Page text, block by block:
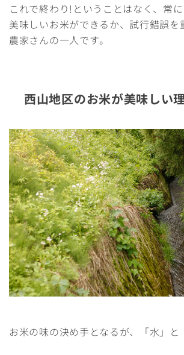
これで終わり!ということはなく、常
美味しいお米ができるか、試行錯誤を
農家さんの一人です。
西山地区のお米が美味しい
お米の味の決め手となるが、「水」と